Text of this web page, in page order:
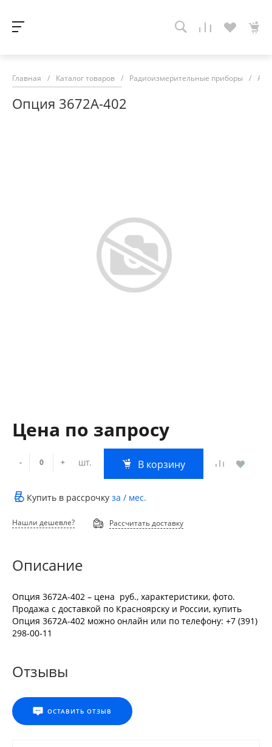
Главная / Каталог товаров / Радиоизмерительные приборы /
Опция 3672A-402
Цена по запросу
- + шт. В корзину
Купить в рассрочку за / мес.
Нашли дешевле? Рассчитать доставку
Описание
Опция 3672A-402 – цена руб., характеристики, фото.
Продажа с доставкой по Красноярску и России, купить
Опция 3672A-402 можно онлайн или по телефону: +7 (391)
298-00-11
Отзывы
ОСТАВИТЬ ОТЗЫВ